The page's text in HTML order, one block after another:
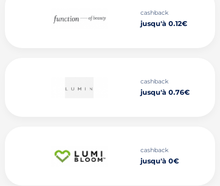
cashback
jusqu'à 0.12€
cashback
jusqu'à 0.76€
cashback
jusqu'à 0€